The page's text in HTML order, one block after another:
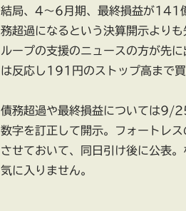
結局、4～6月期、最終損益が141
務超過になるという決算開示より
ループの支援のニュースの方が先
は反応し191円のストップ高まで買
債務超過や最終損益については9/
数字を訂正して開示。フォートレ
させておいて、同日引け後に公表
気に入りません。